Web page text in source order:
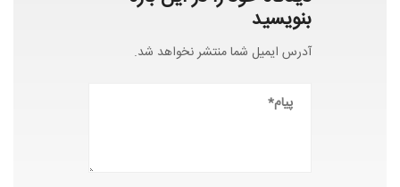
بنویسید
آدرس ایمیل شما منتشر نخواهد شد.